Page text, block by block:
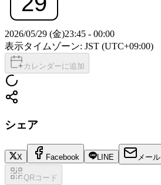
2026/05/29 (金)23:45 - 00:00
表示タイムゾーン: JST (UTC+09:00)
カレンダーに追加
シェア
X Facebook LINE メール
QRコード